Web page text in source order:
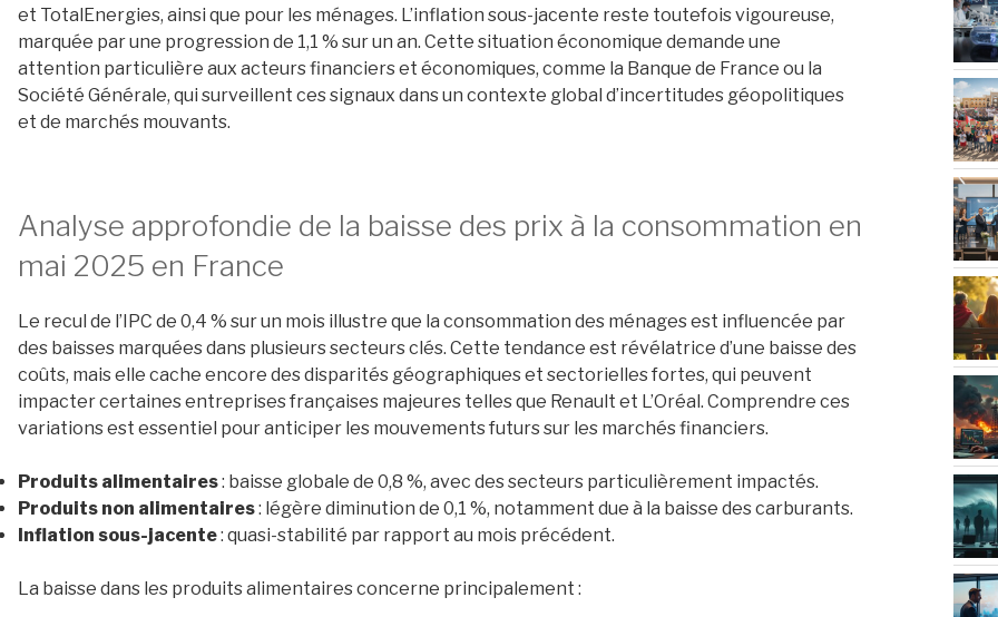
et TotalEnergies, ainsi que pour les ménages. L’inflation sous-jacente reste toutefois vigoureuse,
marquée par une progression de 1,1 % sur un an. Cette situation économique demande une
attention particulière aux acteurs financiers et économiques, comme la Banque de France ou la
Société Générale, qui surveillent ces signaux dans un contexte global d’incertitudes géopolitiques
et de marchés mouvants.
Analyse approfondie de la baisse des prix à la consommation en
mai 2025 en France
Le recul de l’IPC de 0,4 % sur un mois illustre que la consommation des ménages est influencée par
des baisses marquées dans plusieurs secteurs clés. Cette tendance est révélatrice d’une baisse des
coûts, mais elle cache encore des disparités géographiques et sectorielles fortes, qui peuvent
impacter certaines entreprises françaises majeures telles que Renault et L’Oréal. Comprendre ces
variations est essentiel pour anticiper les mouvements futurs sur les marchés financiers.
Produits alimentaires: baisse globale de 0,8 %, avec des secteurs particulièrement impactés.
Produits non alimentaires: légère diminution de 0,1 %, notamment due à la baisse des carburants.
Inflation sous-jacente: quasi-stabilité par rapport au mois précédent.
La baisse dans les produits alimentaires concerne principalement :